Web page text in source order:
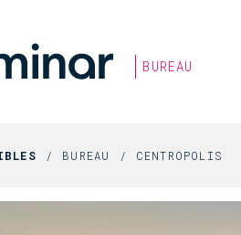
BUREAU
BUREAU CENTROPOLIS